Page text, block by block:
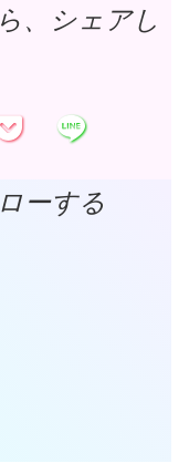
、シェアし
ーする